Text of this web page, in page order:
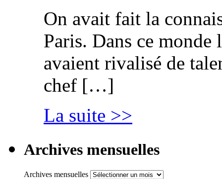
On avait fait la
Paris. Dans ce
avaient rivalisé de
chef […]
La suite >>
Archives mensuelles
Archives mensuelles